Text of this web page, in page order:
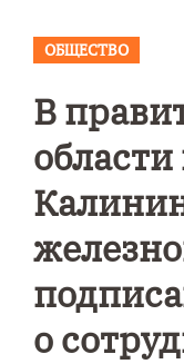
ОБЩЕСТВО
В
о